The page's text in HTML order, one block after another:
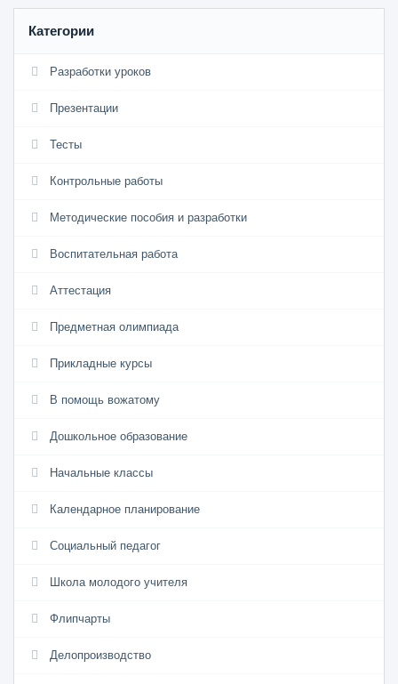
Категории
Разработки уроков
Презентации
Тесты
Контрольные работы
Методические пособия и разработки
Воспитательная работа
Аттестация
Предметная олимпиада
Прикладные курсы
В помощь вожатому
Дошкольное образование
Начальные классы
Календарное планирование
Социальный педагог
Школа молодого учителя
Флипчарты
Делопроизводство